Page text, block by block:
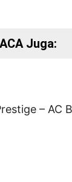
Juga:
– AC